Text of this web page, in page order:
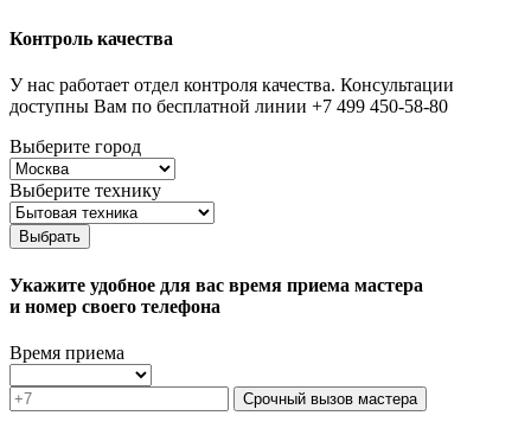
Контроль качества
У нас работает отдел контроля качества. Консультации
доступны Вам по бесплатной линии +7 499 450-58-80
Выберите город
Выберите технику
Выбрать
Укажите удобное для вас время приема мастера
и номер своего телефона
Время приема
Срочный вызов мастера